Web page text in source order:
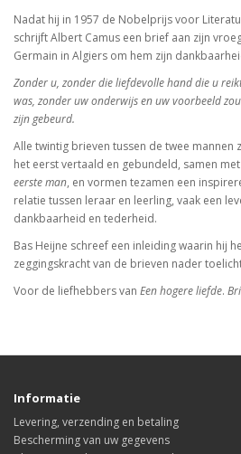
Nadat hij in 1957 de Nobelprijs voor
schrijft Albert Camus een brief aan zijn
Germain in Algiers om hem zijn
Zonder u, zonder die liefdevolle hand die u
was, zonder uw onderwijs en uw voorbeeld
zijn gebeurd.
Alle twintig brieven tussen de twee mannen
het eerst vertaald en gebundeld, samen
eerste man, en vormen tezamen een
relatie tussen leraar en leerling, vaak een
dankbaarheid en tederheid.
Bas Heijne schreef een inleiding waarin hij
zeggingskracht van de brieven nader
Voor de liefhebbers van Een hogere liefde.
Informatie
Levering, verzending en betaling
Bescherming van uw gegevens